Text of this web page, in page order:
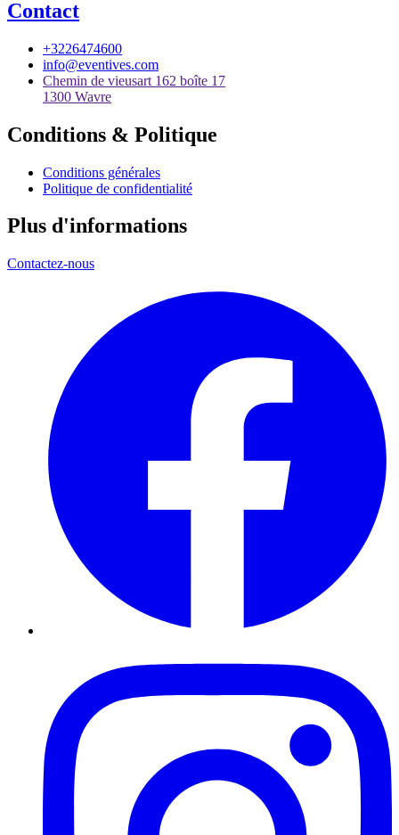
Contact
+3226474600
info@eventives.com
Chemin de vieusart 162 boîte 17
1300 Wavre
Conditions & Politique
Conditions générales
Politique de confidentialité
Plus d'informations
Contactez-nous